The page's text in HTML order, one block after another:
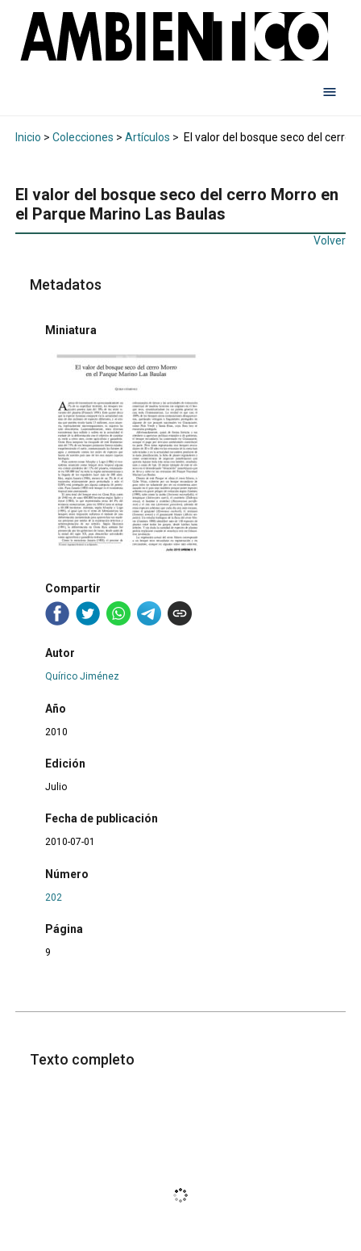
Inicio > Colecciones > Artículos > El valor del bosque seco del cerro
El valor del bosque seco del cerro Morro en
el Parque Marino Las Baulas
Volver
Metadatos
Miniatura
Compartir
Autor
Quírico Jiménez
Año
2010
Edición
Julio
Fecha de publicación
2010-07-01
Número
202
Página
9
Texto completo